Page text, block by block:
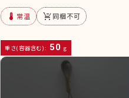
device_thermostat 常温 remove_shopping_cart同梱不可
重さ(容器含む): 50 g